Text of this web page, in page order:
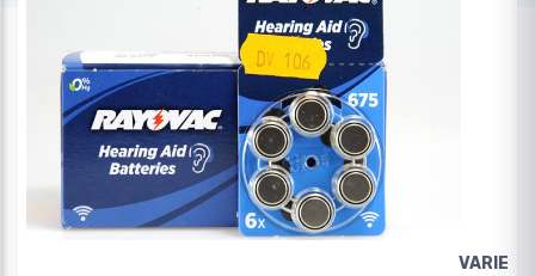
VARIE